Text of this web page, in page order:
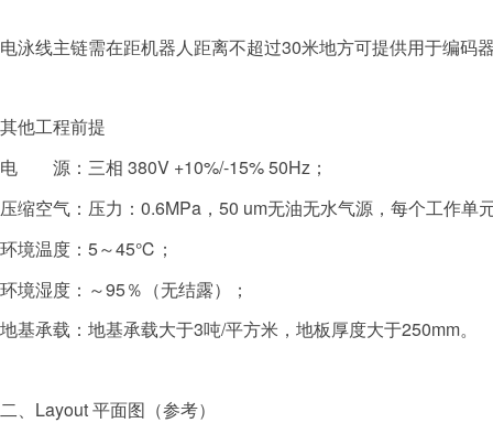
电泳线主链需在距机器人距离不超过30米地方可提供用于编码
其他工程前提
电 源：三相 380V +10%/-15% 50Hz；
压缩空气：压力：0.6MPa，50 um无油无水气源，每个工作单
环境温度：5～45℃；
环境湿度：～95％（无结露）；
地基承载：地基承载大于3吨/平方米，地板厚度大于250mm。
二、Layout 平面图（参考）